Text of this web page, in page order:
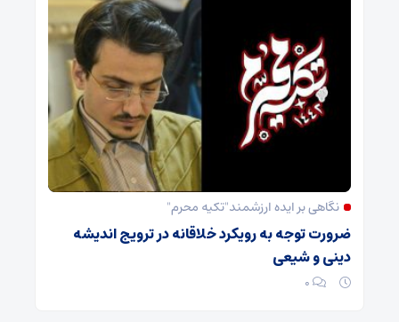
نگاهی بر ایده ارزشمند"تکیه محرم"
ضرورت توجه به رویکرد خلاقانه در ترویج اندیشه
دینی و شیعی
۰